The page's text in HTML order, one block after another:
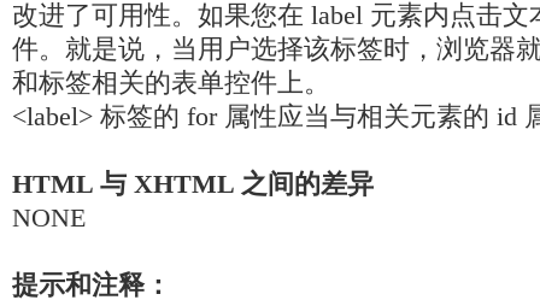
改进了可用性。如果您在 label 元素内点击
件。就是说，当用户选择该标签时，浏览器
和标签相关的表单控件上。
<label> 标签的 for 属性应当与相关元素的 id
HTML 与 XHTML 之间的差异
NONE
提示和注释：